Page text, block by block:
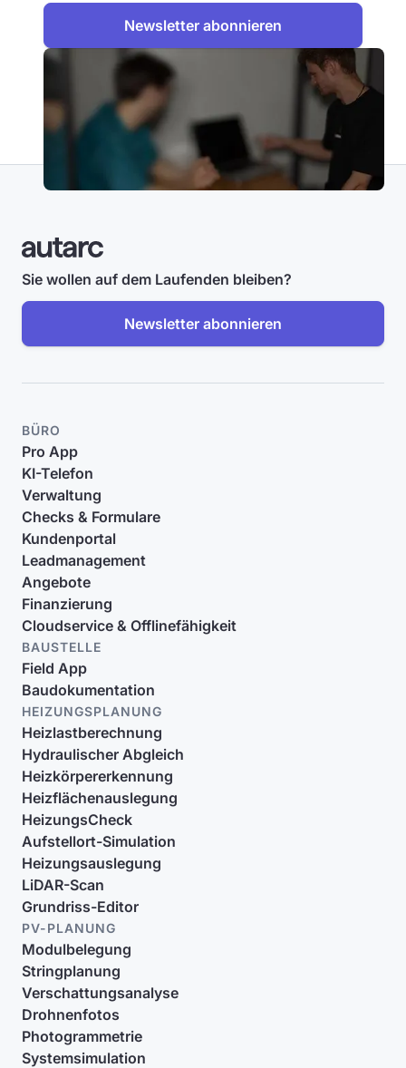
Newsletter abonnieren
Sie wollen auf dem Laufenden bleiben?
Newsletter abonnieren
BÜRO
Pro App
KI-Telefon
Verwaltung
Checks & Formulare
Kundenportal
Leadmanagement
Angebote
Finanzierung
Cloudservice & Offlinefähigkeit
BAUSTELLE
Field App
Baudokumentation
HEIZUNGSPLANUNG
Heizlastberechnung
Hydraulischer Abgleich
Heizkörpererkennung
Heizflächenauslegung
HeizungsCheck
Aufstellort-Simulation
Heizungsauslegung
LiDAR-Scan
Grundriss-Editor
PV-PLANUNG
Modulbelegung
Stringplanung
Verschattungsanalyse
Drohnenfotos
Photogrammetrie
Systemsimulation